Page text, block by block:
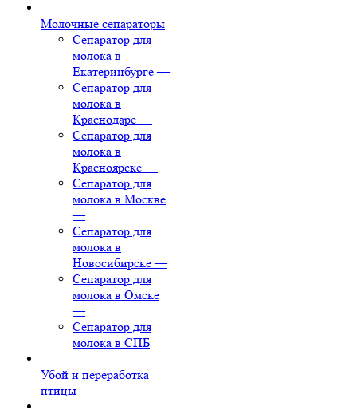
Молочные сепараторы
Сепаратор для
молока в
Екатеринбурге —
Сепаратор для
молока в
Краснодаре —
Сепаратор для
молока в
Красноярске —
Сепаратор для
молока в Москве
—
Сепаратор для
молока в
Новосибирске —
Сепаратор для
молока в Омске
—
Сепаратор для
молока в СПБ
Убой и переработка
птицы